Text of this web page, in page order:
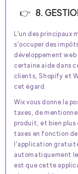
8.
L'un des principaux
s'occuper des
développement
certaine aide dans
clients, Shopify et
cet égard.
Wix vous donne la
taxes, de
produit, et bien plus
taxes en fonction
l'application
automatiquement
est que cette